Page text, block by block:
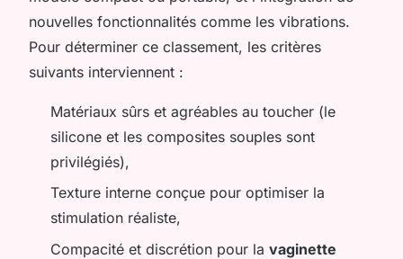
nouvelles fonctionnalités comme les vibrations.
Pour déterminer ce classement, les critères
suivants interviennent :
Matériaux sûrs et agréables au toucher (le
silicone et les composites souples sont
privilégiés),
Texture interne conçue pour optimiser la
stimulation réaliste,
Compacité et discrétion pour la vaginette